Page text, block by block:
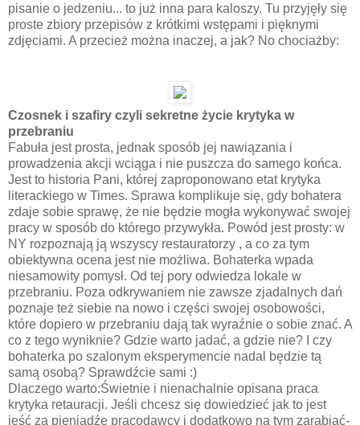
pisanie o jedzeniu... to już inna para kaloszy. Tu przyjęły się
proste zbiory przepisów z krótkimi wstępami i pięknymi
zdjęciami. A przecież można inaczej, a jak? No chociażby:
Czosnek i szafiry czyli sekretne życie krytyka w
przebraniu
Fabuła jest prosta, jednak sposób jej nawiązania i
prowadzenia akcji wciąga i nie puszcza do samego końca.
Jest to historia Pani, której zaproponowano etat krytyka
literackiego w Times. Sprawa komplikuje się, gdy bohatera
zdaje sobie sprawę, że nie będzie mogła wykonywać swojej
pracy w sposób do którego przywykła. Powód jest prosty: w
NY rozpoznają ją wszyscy restauratorzy , a co za tym
obiektywna ocena jest nie możliwa. Bohaterka wpada
niesamowity pomysł. Od tej pory odwiedza lokale w
przebraniu. Poza odkrywaniem nie zawsze zjadalnych dań
poznaje też siebie na nowo i części swojej osobowości,
które dopiero w przebraniu dają tak wyraźnie o sobie znać. A
co z tego wyniknie? Gdzie warto jadać, a gdzie nie? I czy
bohaterka po szalonym eksperymencie nadal będzie tą
samą osobą? Sprawdźcie sami :)
Dlaczego warto:Świetnie i nienachalnie opisana praca
krytyka retauracji. Jeśli chcesz się dowiedzieć jak to jest
jeść za pieniądźe pracodawcy i dodatkowo na tym zarabiać-